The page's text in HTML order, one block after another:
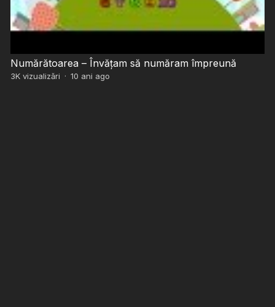
Numărătoarea – Învățam să număram împreună
3Kvizualizări · 10 ani ago